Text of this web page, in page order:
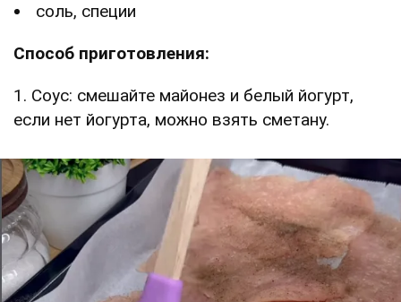
соль, специи
Способ приготовления:
1. Соус: смешайте майонез и белый йогурт,
если нет йогурта, можно взять сметану.